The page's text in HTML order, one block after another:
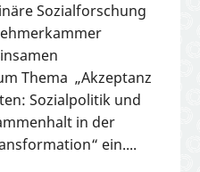
Sozialforschung
Thema „Akzeptanz
Sozialpolitik und
in der
ein.